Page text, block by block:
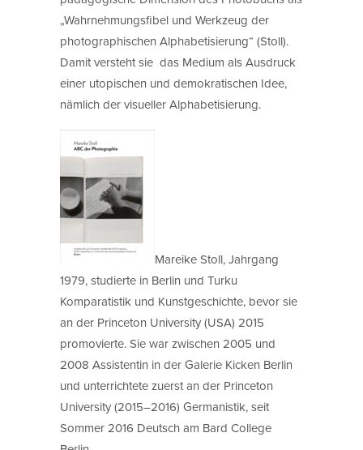
„Wahrnehmungsfibel und Werkzeug der
photographischen Alphabetisierung“ (Stoll).
Damit versteht sie das Medium als Ausdruck
einer utopischen und demokratischen Idee,
nämlich der visueller Alphabetisierung.
Mareike Stoll, Jahrgang
1979, studierte in Berlin und Turku
Komparatistik und Kunstgeschichte, bevor sie
an der Princeton University (USA) 2015
promovierte. Sie war zwischen 2005 und
2008 Assistentin in der Galerie Kicken Berlin
und unterrichtete zuerst an der Princeton
University (2015–2016) Germanistik, seit
Sommer 2016 Deutsch am Bard College